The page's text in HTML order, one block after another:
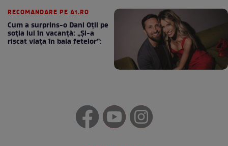
RECOMANDARE PE A1.RO
Cum a surprins-o Dani Oțil pe
soția lui în vacanță: „Și-a
riscat viața în baia fetelor”: